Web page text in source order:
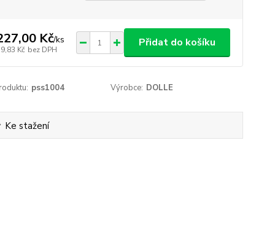
Kč/ks
Kč bez DPH
Přidat do košíku
pss1004 Výrobce: DOLLE
Ke stažení